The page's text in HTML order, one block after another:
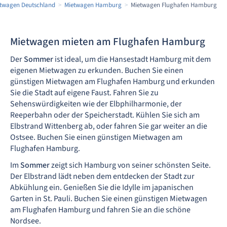
Deutschland Mietwagen Hamburg Mietwagen Flughafen Hamburg
Mietwagen mieten am Flughafen Hamburg
DerSommerist ideal, um die Hansestadt Hamburg mit dem
eigenen Mietwagen zu erkunden. Buchen Sie einen
günstigen Mietwagen am Flughafen Hamburg und erkunden
Sie die Stadt auf eigene Faust. Fahren Sie zu
Sehenswürdigkeiten wie der Elbphilharmonie, der
Reeperbahn oder der Speicherstadt. Kühlen Sie sich am
Elbstrand Wittenberg ab, oder fahren Sie gar weiter an die
Ostsee. Buchen Sie einen günstigen Mietwagen am
Flughafen Hamburg.
ImSommerzeigt sich Hamburg von seiner schönsten Seite.
Der Elbstrand lädt neben dem entdecken der Stadt zur
Abkühlung ein. Genießen Sie die Idylle im japanischen
Garten in St. Pauli. Buchen Sie einen günstigen Mietwagen
am Flughafen Hamburg und fahren Sie an die schöne
Nordsee.